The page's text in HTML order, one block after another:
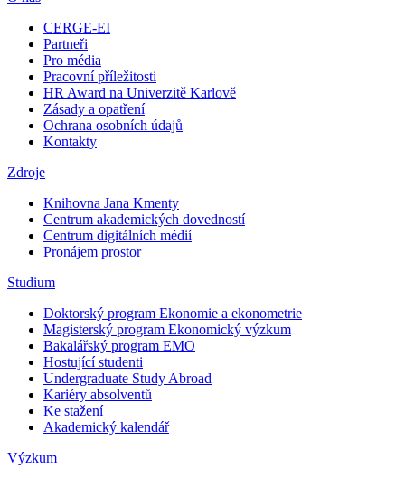
CERGE-EI
Partneři
Pro média
Pracovní příležitosti
HR Award na Univerzitě Karlově
Zásady a opatření
Ochrana osobních údajů
Kontakty
Zdroje
Knihovna Jana Kmenty
Centrum akademických dovedností
Centrum digitálních médií
Pronájem prostor
Studium
Doktorský program Ekonomie a ekonometrie
Magisterský program Ekonomický výzkum
Bakalářský program EMO
Hostující studenti
Undergraduate Study Abroad
Kariéry absolventů
Ke stažení
Akademický kalendář
Výzkum